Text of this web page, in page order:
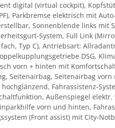
digital (virtual cockpit),
Parkbremse elektrisch mit
Sonnenblende links mit
System, Full Link
Typ C), Antriebsart:
DSG,
vorn + hinten mit
Seitenairbag, Seitenairbag
Fahrassistenz-
Außenspiegel
vorn und hinten,
(Front assist) mit City-